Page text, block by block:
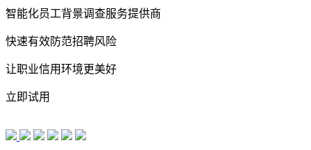
智能化员工背景调查服务提供商
快速有效防范招聘风险
让职业信用环境更美好
立即试用